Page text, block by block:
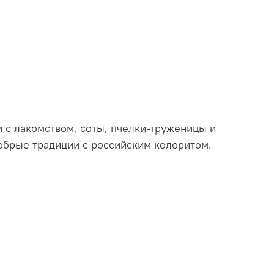
лакомством, соты, пчелки-труженицы и
традиции с российским колоритом.